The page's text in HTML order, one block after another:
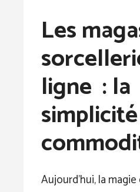
Les
ligne : la
Aujourd’hui, la